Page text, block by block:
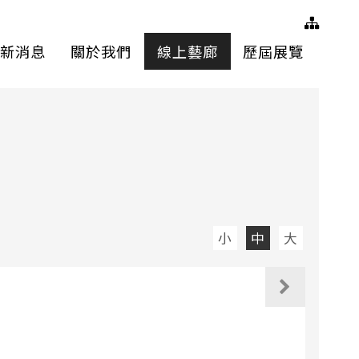
網站
消息
關於我們 線上藝廊 歷屆展覽
小 中 大